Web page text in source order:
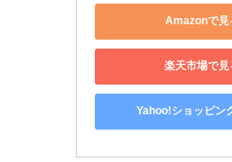
Amazonで見
楽天市場で見
Yahoo!ショッピン